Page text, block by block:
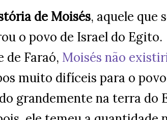
de Moisés, aquele que
o povo de Israel do Egito.
de Faraó, Moisés não
muito difíceis para o
grandemente na terra do